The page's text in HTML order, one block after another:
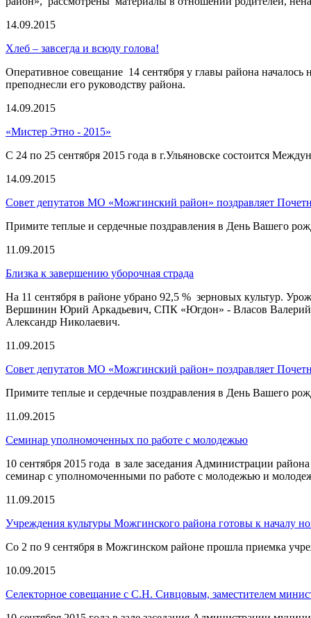
14.09.2015
Хлеб – завсегда и всюду голова!
Оперативное совещание 14 сентября у главы района
преподнесли его руководству района.
14.09.2015
«Мистер Этно - 2015»
С 24 по 25 сентября 2015 года в г.Ульяновске состоится
14.09.2015
Совет депутатов МО «Можгинский район» поздравляет
Примите теплые и сердечные поздравления в День Вашего
11.09.2015
Близка к завершению уборочная страда
На 11 сентября в районе убрано 92,5 % зерновых культур.
Вершинин Юрий Аркадьевич, СПК «Югдон» - Власов
Александр Николаевич.
11.09.2015
Совет депутатов МО «Можгинский район» поздравляет
Примите теплые и сердечные поздравления в День Вашего
11.09.2015
Семинар уполномоченных по работе с молодежью
10 сентября 2015 года в зале заседания Администрации
семинар с уполномоченными по работе с молодежью и
11.09.2015
Учреждения культуры Можгинского района готовы к началу
Со 2 по 9 сентября в Можгинском районе прошла приемка
10.09.2015
Селекторное совещание с С.Н. Сивцовым, заместителем